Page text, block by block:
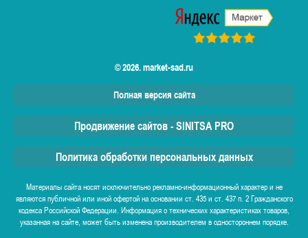
© 2026. market-sad.ru
Полная версия сайта
Продвижение сайтов - SINITSA PRO
Политика обработки персональных данных
Материалы сайта носят исключительно рекламно-информационный характер и не
являются публичной или иной офертой на основании ст. 435 и ст. 437 п. 2 Гражданского
кодекса Российской Федерации. Информация о технических характеристиках товаров,
указанная на сайте, может быть изменена производителем в одностороннем порядке.